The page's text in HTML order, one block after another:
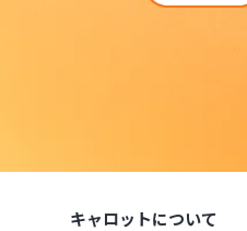
キャロットについて